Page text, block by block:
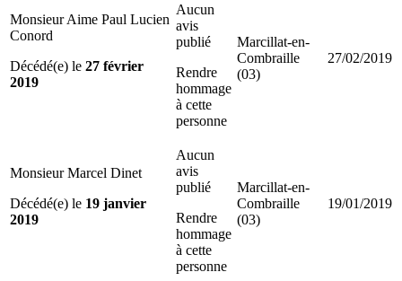
Monsieur Aime Paul Lucien
Conord
Décédé(e) le 27 février
2019
Aucun
avis
publié
Rendre
hommage
à cette
personne
Marcillat-en-
Combraille
(03)
27/02/2019
Monsieur Marcel Dinet
Décédé(e) le 19 janvier
2019
Aucun
avis
publié
Rendre
hommage
à cette
personne
Marcillat-en-
Combraille
(03)
19/01/2019